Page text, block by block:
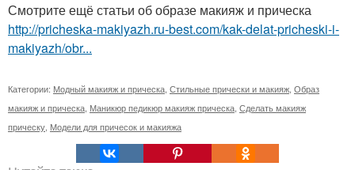
Смотрите ещё статьи об образе макияж и прическа
http://pricheska-makiyazh.ru-best.com/kak-delat-pricheski-i-
makiyazh/obr...
Категории: Модный макияж и прическа Стильные прически и макияж Образ
макияж и прическа Маникюр педикюр макияж прическа Сделать макияж
прическу Модели для причесок и макияжа